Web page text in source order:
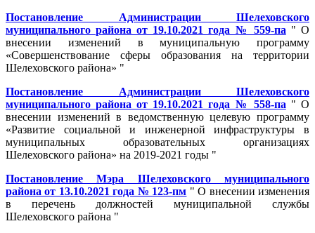
Постановление Администрации Шелеховского
муниципального района от 19.10.2021 года № 559-па " О
внесении изменений в муниципальную программу
«Совершенствование сферы образования на территории
Шелеховского района» "
Постановление Администрации Шелеховского
муниципального района от 19.10.2021 года № 558-па " О
внесении изменений в ведомственную целевую программу
«Развитие социальной и инженерной инфраструктуры в
муниципальных образовательных организациях
Шелеховского района» на 2019-2021 годы "
Постановление Мэра Шелеховского муниципального
района от 13.10.2021 года № 123-пм " О внесении изменения
в перечень должностей муниципальной службы
Шелеховского района "